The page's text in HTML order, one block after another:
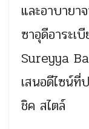
และอาบายา
ซาอุดีอาระเ
Sureyya
เสนอดีไซน์
ชิค สไตล์